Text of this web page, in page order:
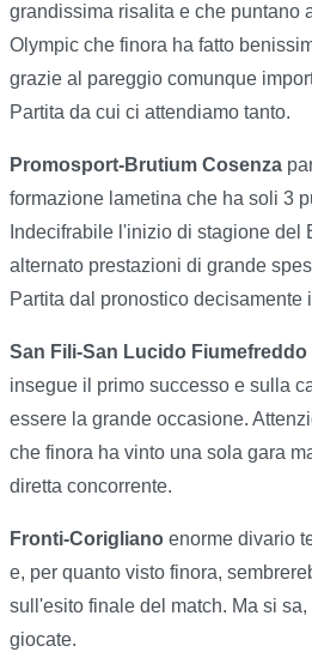
grandissima risalita e che puntano
Olympic che finora ha fatto
grazie al pareggio comunque
Partita da cui ci attendiamo tanto.
Promosport-Brutium Cosenza
formazione lametina che ha soli 3
Indecifrabile l'inizio di stagione del
alternato prestazioni di grande
Partita dal pronostico decisamente
San Fili-San Lucido Fiumefreddo
insegue il primo successo e sulla
essere la grande occasione.
che finora ha vinto una sola gara
diretta concorrente.
Fronti-Corigliano enorme divario
e, per quanto visto finora,
sull'esito finale del match. Ma si
giocate.